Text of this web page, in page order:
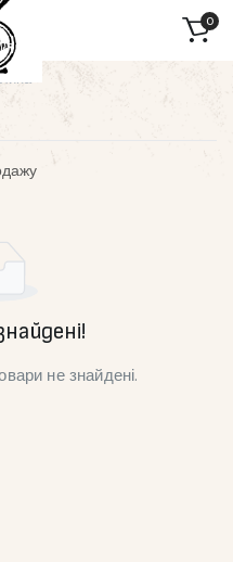
0
не знайдені.